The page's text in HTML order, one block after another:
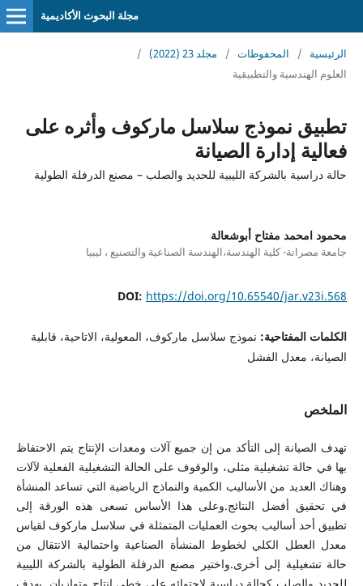
مجلة البحوث الأكاديمية
الرئيسية / المحفوظات / مجلد 23 (2022)
/
العلوم الهندسية والتطبيقية
تطبيق نموذج سلاسل ماركوف وأثره على
فعالية إدارة الصيانة
حالة دراسية بالشركة الليبية للحديد والصلب – مصنع الدرفلة الطولية
محمود امحمد مفتاح أبوشعالة
جامعة مصراتة- كلية الهندسة،الهندسة الصناعية والتصنيع ، ليبيا
DOI: https://doi.org/10.65540/jar.v23i.568
الكلمات المفتاحية: نموذج سلاسل ماركوف، المعولية، الاتاحية، قابلية
الصيانة، معدل الفشل
الملخص
تهدف الصيانة إلى التأكد من إن جميع آلات ومعدات الإنتاج يتم الاحتفاظ
بها في حالة تشغيلية مثلى، والوقوف على الحالة التشغيلية الفعلية لآلات
وهناك العديد من الأساليب الكمية والنماذج الرياضية التي تساعد المنشأة
في تحقيق أفضل النتائج.وعلى هذا الأساس تسعى هذه الورقة إلى
تطبيق أحد أساليب بحوث العمليات المتمثلة في سلاسل ماركوف لقياس
معدل العطل الكلي لخطوط المنشأة الصناعية واحتمالية الانتقال من
حالة تشغيلية إلى أخرى.واختير مصنع الدرفلة الطولية بالشركة الليبية